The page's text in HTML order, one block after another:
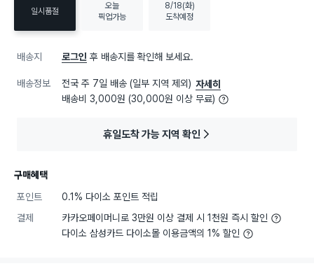
일시품절
오늘
픽업가능
8/18(화)
도착예정
배송지 로그인 후 배송지를 확인해 보세요.
배송정보 전국 주 7일 배송 (일부 지역 제외) 자세히
배송비 3,000원 (30,000원 이상 무료)
휴일도착 가능 지역 확인
구매혜택
포인트
0.1% 다이소 포인트 적립
결제
카카오페이머니로 3만원 이상 결제 시 1천원 즉시 할인
다이소 삼성카드 다이소몰 이용금액의 1% 할인